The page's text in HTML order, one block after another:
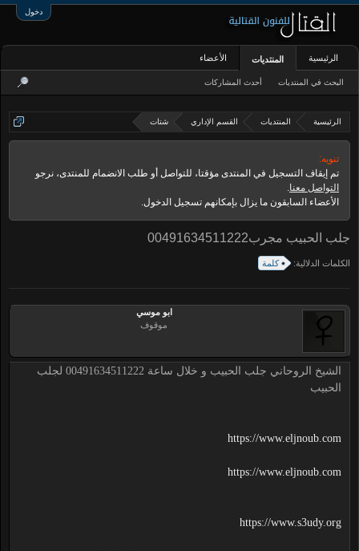
دخول
الرئيسية المنتديات القسم الإداري شتات
تنويه:
تم إيقاف التسجيل في المنتدى مؤقتا، للتواصل أو طلب الانضمام للمنتدى، نرجو
التواصل معنا.
الأعضاء السابقون ما يزال بإمكانهم تسجيل الدخول.
جلب الحبيب مجرب00491634511222
الكلمات الدلالية: كلمة
ابو موسي
موقوف
الشيخ الروحاني جلب الحبيب و خلال ساعة 00491634511222 لجلب
الحبيب
https://www.eljnoub.com
https://www.eljnoub.com
https://www.s3udy.org
الرئيسية المنتديات
البحث في المنتديات أحدث المشاركات
الأعضاء